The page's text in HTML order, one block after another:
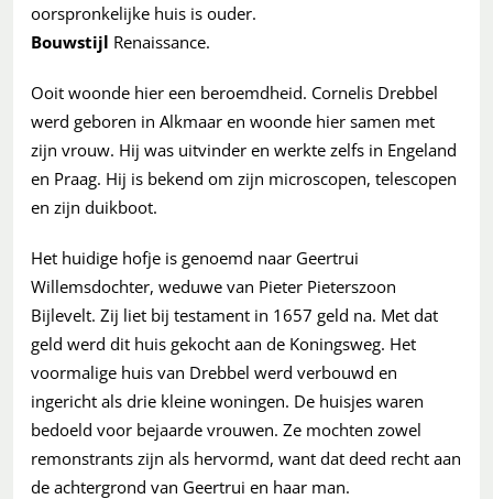
oorspronkelijke huis is ouder.
Bouwstijl Renaissance.
Ooit woonde hier een beroemdheid. Cornelis Drebbel
werd geboren in Alkmaar en woonde hier samen met
zijn vrouw. Hij was uitvinder en werkte zelfs in Engeland
en Praag. Hij is bekend om zijn microscopen, telescopen
en zijn duikboot.
Het huidige hofje is genoemd naar Geertrui
Willemsdochter, weduwe van Pieter Pieterszoon
Bijlevelt. Zij liet bij testament in 1657 geld na. Met dat
geld werd dit huis gekocht aan de Koningsweg. Het
voormalige huis van Drebbel werd verbouwd en
ingericht als drie kleine woningen. De huisjes waren
bedoeld voor bejaarde vrouwen. Ze mochten zowel
remonstrants zijn als hervormd, want dat deed recht aan
de achtergrond van Geertrui en haar man.